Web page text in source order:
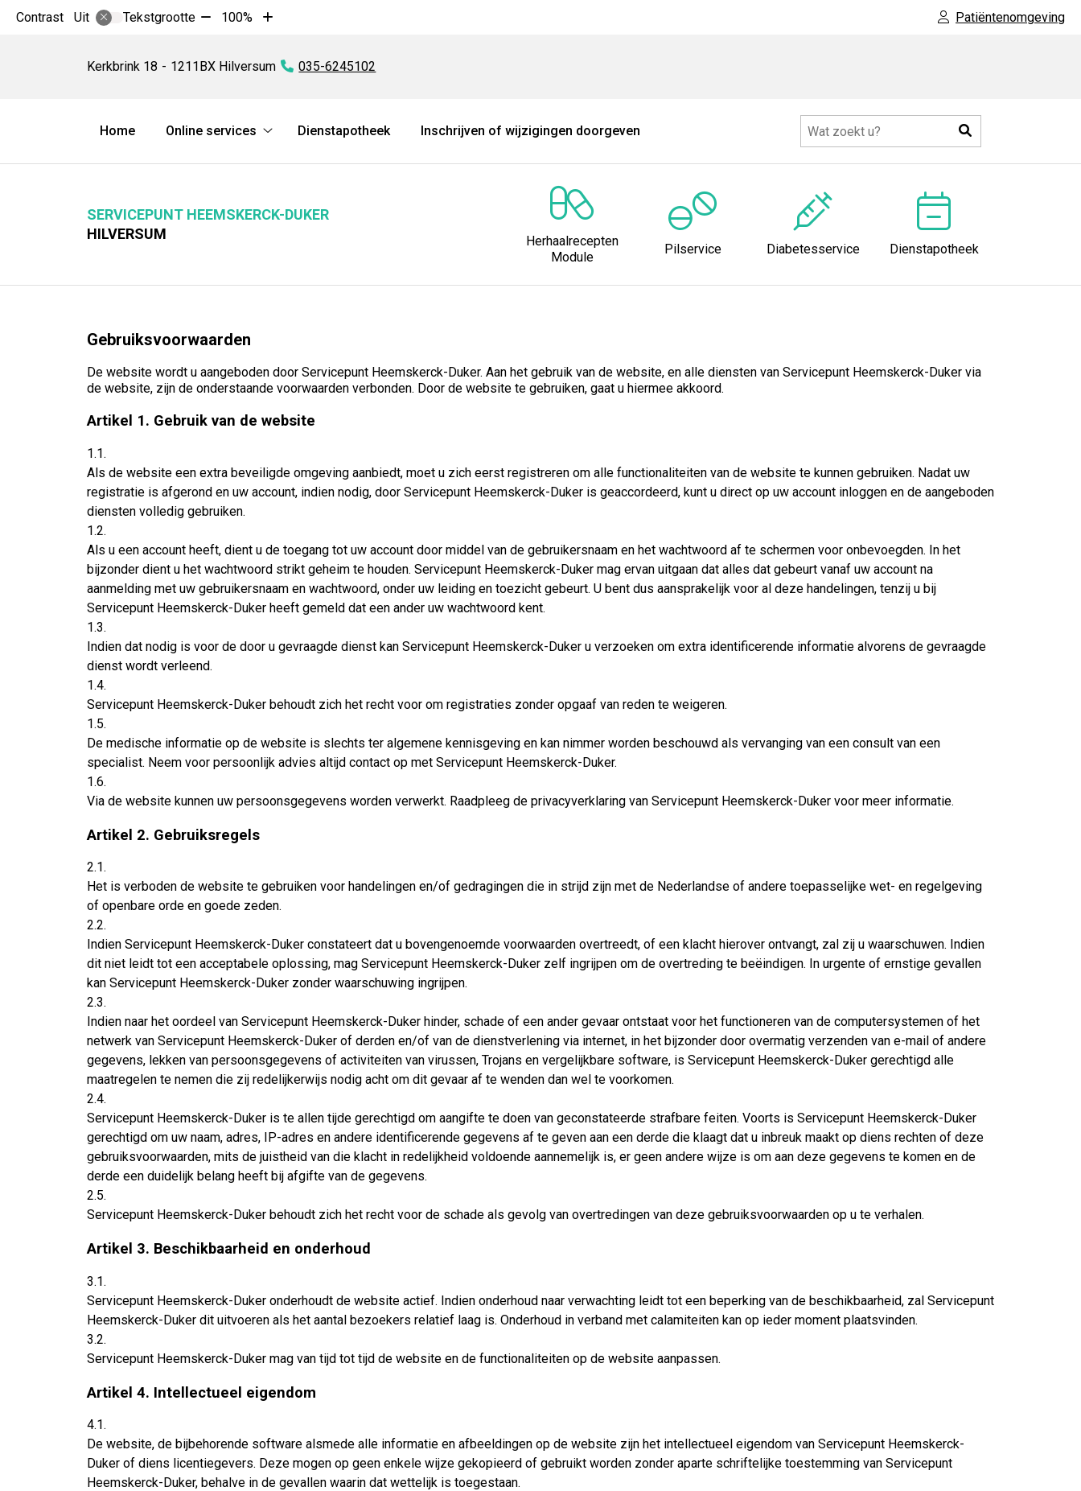
Contrast Uit Tekstgrootte Tekst
10%
100%
Tekst
10%
Patiëntenomgeving
Heemskerck-Kerkbrink 18 1211BX Hilversum Tel:
035-6245102
Hoofdmenu
Home
Online services
services
Dienstapotheek Inschrijven of wijzigingen doorgeven Zoeken
SERVICEPUNT HEEMSKERCK-DUKER
HILVERSUM
Herhaalrecepten
Module
Pilservice Diabetesservice Dienstapotheek
Gebruiksvoorwaarden
De website wordt u aangeboden door Servicepunt Heemskerck-Duker. Aan het gebruik van de website, en alle diensten van Servicepunt Heemskerck-Duker via
de website, zijn de onderstaande voorwaarden verbonden. Door de website te gebruiken, gaat u hiermee akkoord.
Artikel 1. Gebruik van de website
1.1.
Als de website een extra beveiligde omgeving aanbiedt, moet u zich eerst registreren om alle functionaliteiten van de website te kunnen gebruiken. Nadat uw
registratie is afgerond en uw account, indien nodig, door Servicepunt Heemskerck-Duker is geaccordeerd, kunt u direct op uw account inloggen en de aangeboden
diensten volledig gebruiken.
1.2.
Als u een account heeft, dient u de toegang tot uw account door middel van de gebruikersnaam en het wachtwoord af te schermen voor onbevoegden. In het
bijzonder dient u het wachtwoord strikt geheim te houden. Servicepunt Heemskerck-Duker mag ervan uitgaan dat alles dat gebeurt vanaf uw account na
aanmelding met uw gebruikersnaam en wachtwoord, onder uw leiding en toezicht gebeurt. U bent dus aansprakelijk voor al deze handelingen, tenzij u bij
Servicepunt Heemskerck-Duker heeft gemeld dat een ander uw wachtwoord kent.
1.3.
Indien dat nodig is voor de door u gevraagde dienst kan Servicepunt Heemskerck-Duker u verzoeken om extra identificerende informatie alvorens de gevraagde
dienst wordt verleend.
1.4.
Servicepunt Heemskerck-Duker behoudt zich het recht voor om registraties zonder opgaaf van reden te weigeren.
1.5.
De medische informatie op de website is slechts ter algemene kennisgeving en kan nimmer worden beschouwd als vervanging van een consult van een
specialist. Neem voor persoonlijk advies altijd contact op met Servicepunt Heemskerck-Duker.
1.6.
Via de website kunnen uw persoonsgegevens worden verwerkt. Raadpleeg de privacyverklaring van Servicepunt Heemskerck-Duker voor meer informatie.
Artikel 2. Gebruiksregels
2.1.
Het is verboden de website te gebruiken voor handelingen en/of gedragingen die in strijd zijn met de Nederlandse of andere toepasselijke wet- en regelgeving
of openbare orde en goede zeden.
2.2.
Indien Servicepunt Heemskerck-Duker constateert dat u bovengenoemde voorwaarden overtreedt, of een klacht hierover ontvangt, zal zij u waarschuwen. Indien
dit niet leidt tot een acceptabele oplossing, mag Servicepunt Heemskerck-Duker zelf ingrijpen om de overtreding te beëindigen. In urgente of ernstige gevallen
kan Servicepunt Heemskerck-Duker zonder waarschuwing ingrijpen.
2.3.
Indien naar het oordeel van Servicepunt Heemskerck-Duker hinder, schade of een ander gevaar ontstaat voor het functioneren van de computersystemen of het
netwerk van Servicepunt Heemskerck-Duker of derden en/of van de dienstverlening via internet, in het bijzonder door overmatig verzenden van e-mail of andere
gegevens, lekken van persoonsgegevens of activiteiten van virussen, Trojans en vergelijkbare software, is Servicepunt Heemskerck-Duker gerechtigd alle
maatregelen te nemen die zij redelijkerwijs nodig acht om dit gevaar af te wenden dan wel te voorkomen.
2.4.
Servicepunt Heemskerck-Duker is te allen tijde gerechtigd om aangifte te doen van geconstateerde strafbare feiten. Voorts is Servicepunt Heemskerck-Duker
gerechtigd om uw naam, adres, IP-adres en andere identificerende gegevens af te geven aan een derde die klaagt dat u inbreuk maakt op diens rechten of deze
gebruiksvoorwaarden, mits de juistheid van die klacht in redelijkheid voldoende aannemelijk is, er geen andere wijze is om aan deze gegevens te komen en de
derde een duidelijk belang heeft bij afgifte van de gegevens.
2.5.
Servicepunt Heemskerck-Duker behoudt zich het recht voor de schade als gevolg van overtredingen van deze gebruiksvoorwaarden op u te verhalen.
Artikel 3. Beschikbaarheid en onderhoud
3.1.
Servicepunt Heemskerck-Duker onderhoudt de website actief. Indien onderhoud naar verwachting leidt tot een beperking van de beschikbaarheid, zal Servicepunt
Heemskerck-Duker dit uitvoeren als het aantal bezoekers relatief laag is. Onderhoud in verband met calamiteiten kan op ieder moment plaatsvinden.
3.2.
Servicepunt Heemskerck-Duker mag van tijd tot tijd de website en de functionaliteiten op de website aanpassen.
Artikel 4. Intellectueel eigendom
4.1.
De website, de bijbehorende software alsmede alle informatie en afbeeldingen op de website zijn het intellectueel eigendom van Servicepunt Heemskerck-
Duker of diens licentiegevers. Deze mogen op geen enkele wijze gekopieerd of gebruikt worden zonder aparte schriftelijke toestemming van Servicepunt
Heemskerck-Duker, behalve in de gevallen waarin dat wettelijk is toegestaan.